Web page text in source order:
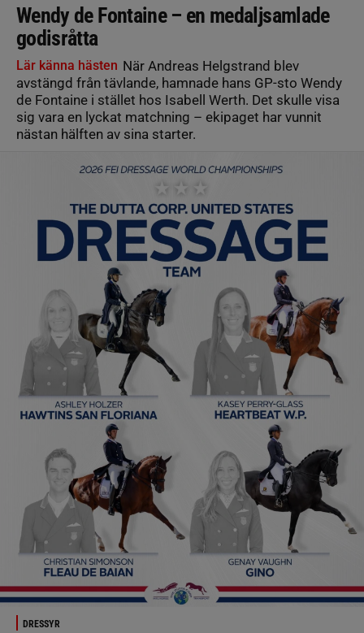
Wendy de Fontaine – en medaljsamlade
godisråtta
Lär känna hästen När Andreas Helgstrand blev
avstängd från tävlande, hamnade hans GP-sto Wendy
de Fontaine i stället hos Isabell Werth. Det skulle visa
sig vara en lyckat matchning – ekipaget har vunnit
nästan hälften av sina starter.
DRESSYR